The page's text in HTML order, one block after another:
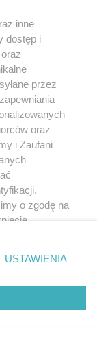
inne
dostęp i
przez
oraz
i Zaufani
o zgodę na
prywatności
zgody
takiemu
tylko
USTAWIENIA